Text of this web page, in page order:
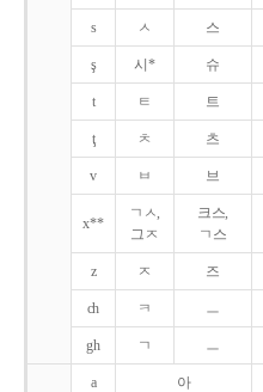
s ㅅ 스
ş 시* 슈
t ㅌ 트
ţ ㅊ 츠
v ㅂ 브
x**
ㄱㅅ,
그ㅈ
크스,
ㄱ스
z ㅈ 즈
ch ㅋ ㅡ
gh ㄱ ㅡ
a 아